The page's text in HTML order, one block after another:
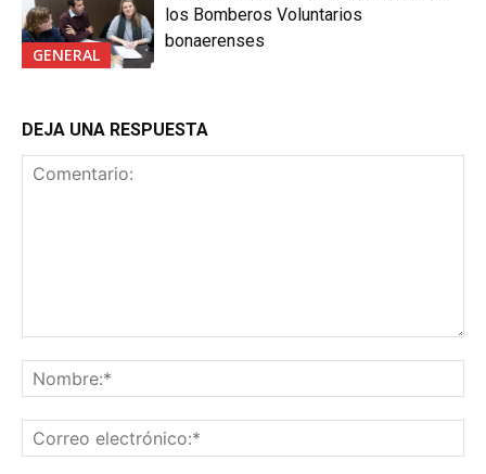
GENERAL
los Bomberos Voluntarios
bonaerenses
DEJA UNA RESPUESTA